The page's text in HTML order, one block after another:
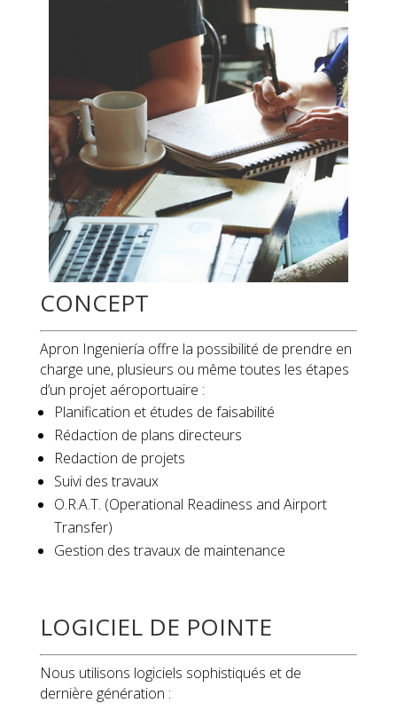
CONCEPT
Apron Ingeniería offre la possibilité de prendre en
charge une, plusieurs ou même toutes les étapes
d’un projet aéroportuaire :
Planification et études de faisabilité
Rédaction de plans directeurs
Redaction de projets
Suivi des travaux
O.R.A.T. (Operational Readiness and Airport
Transfer)
Gestion des travaux de maintenance
LOGICIEL DE POINTE
Nous utilisons logiciels sophistiqués et de
dernière génération :